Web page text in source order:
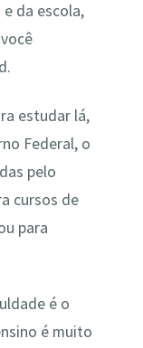
da escola,
estudar lá,
Federal, o
pelo
cursos de
para
é o
é muito